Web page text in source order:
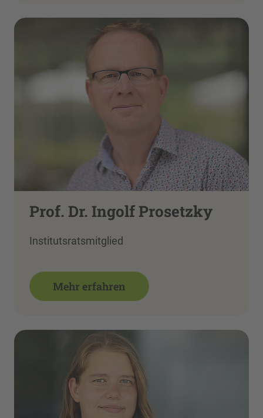
Prof. Dr. Ingolf Prosetzky
Institutsratsmitglied
Mehr erfahren